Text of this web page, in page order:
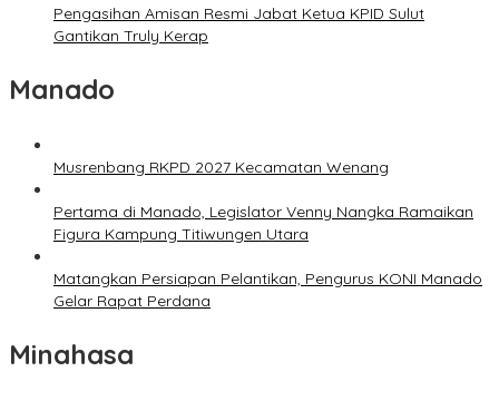
Pengasihan Amisan Resmi Jabat Ketua KPID Sulut
Gantikan Truly Kerap
Manado
Musrenbang RKPD 2027 Kecamatan Wenang
Pertama di Manado, Legislator Venny Nangka Ramaikan
Figura Kampung Titiwungen Utara
Matangkan Persiapan Pelantikan, Pengurus KONI Manado
Gelar Rapat Perdana
Minahasa